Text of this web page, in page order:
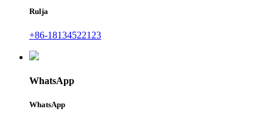
Rulja
+86-18134522123
WhatsApp
WhatsApp